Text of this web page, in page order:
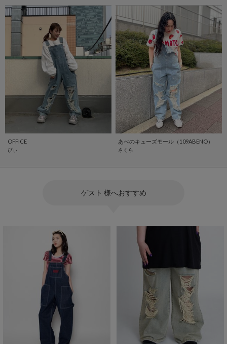
OFFICE
ぴぃ
あべのキューズモール（109ABENO）
さくら
ゲスト 様へおすすめ